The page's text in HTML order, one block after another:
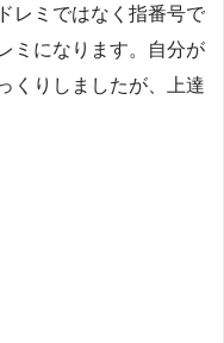
レミではなく指番号で
ミになります。自分が
くりしましたが、上達